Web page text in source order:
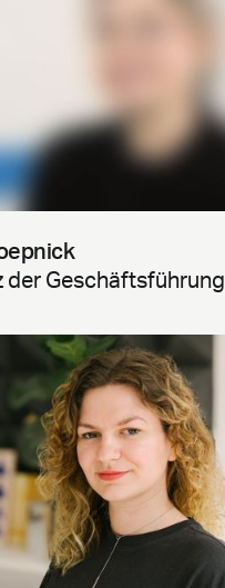
der Geschäftsführung